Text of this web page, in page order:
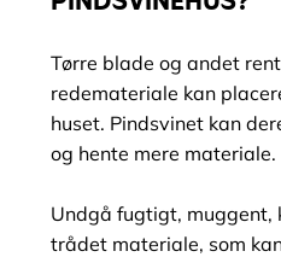
Tørre blade og andet
redemateriale kan
huset. Pindsvinet kan
og hente mere materiale.
Undgå fugtigt, muggent,
trådet materiale, som